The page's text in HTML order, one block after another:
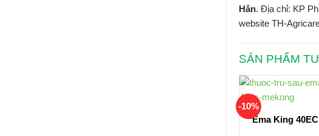
Hân. Địa chỉ: KP
website TH-
SẢN PHẨM
-10%
Ema King